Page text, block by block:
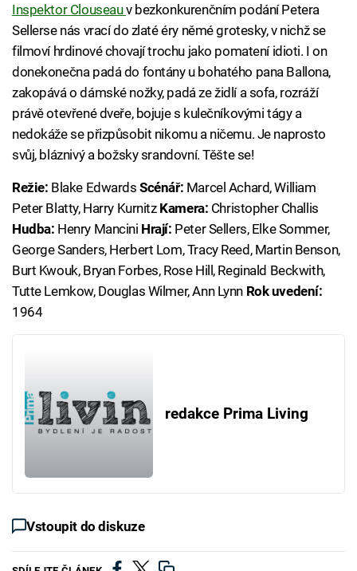
Inspektor Clouseauv bezkonkurenčním podání Petera
Sellerse nás vrací do zlaté éry němé grotesky, v nichž se
filmoví hrdinové chovají trochu jako pomatení idioti. I on
donekonečna padá do fontány u bohatého pana Ballona,
zakopává o dámské nožky, padá ze židlí a sofa, rozráží
právě otevřené dveře, bojuje s kulečníkovými tágy a
nedokáže se přizpůsobit nikomu a ničemu. Je naprosto
svůj, bláznivý a božsky srandovní. Těšte se!
Režie: Blake EdwardsScénář: Marcel Achard, William
Peter Blatty, Harry Kurnitz Kamera: Christopher Challis
Hudba: Henry Mancini Hrají: Peter Sellers, Elke Sommer,
George Sanders, Herbert Lom, Tracy Reed, Martin Benson,
Burt Kwouk, Bryan Forbes, Rose Hill, Reginald Beckwith,
Tutte Lemkow, Douglas Wilmer, Ann Lynn Rok uvedení:
1964
redakce Prima Living
Vstoupit do diskuze